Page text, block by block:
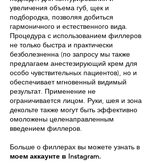
увеличения объема губ, щек и
подбородка, позволяя добиться
гармоничного и естественного вида.
Процедура с использованием филлеров
не только быстра и практически
безболезненна (по запросу мы также
предлагаем анестезирующий крем для
особо чувствительных пациентов), но и
обеспечивает мгновенный видимый
результат. Применение не
ограничивается лицом. Руки, шея и зона
декольте также могут быть эффективно
омоложены целенаправленным
введением филлеров.
Больше о филлерах вы можете узнать в
моем аккаунте в Instagram.